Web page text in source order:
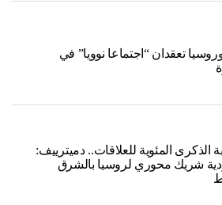
تعقدان “اجتماعا نوويا” في
الذكرى المئوية للعلاقات.. دميترييف:
شريك محوري لروسيا بالشرق